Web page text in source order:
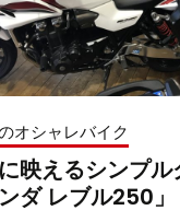
オシャレバイク
映えるシンプル
ダ レブル250」